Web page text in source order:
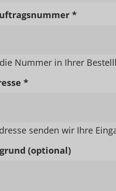
*
Nummer in Ihrer
*
senden wir Ihre
(optional)